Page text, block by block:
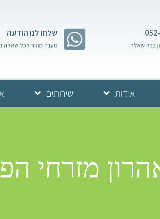
בכל שאלה
שלחו לנו הודעה
מענה מהיר לכל שאלה
אודות שירותים
מזרחי